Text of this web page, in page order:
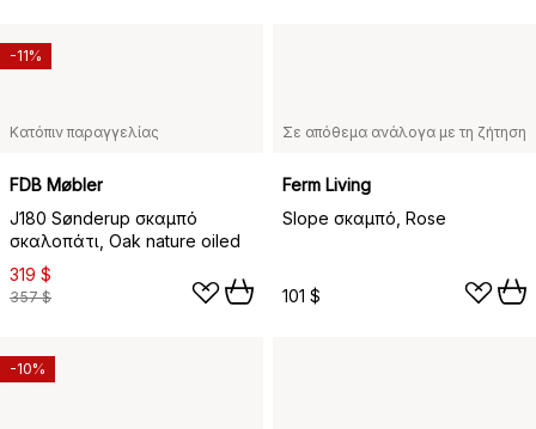
Κατόπιν παραγγελίας
FDB Møbler
J180 Sønderup σκαμπό
σκαλοπάτι, Oak nature oiled
319 $
357 $
-11%
Σε απόθεμα ανάλογα με τη ζήτηση
Ferm Living
Slope σκαμπό, Rose
101 $
-10%